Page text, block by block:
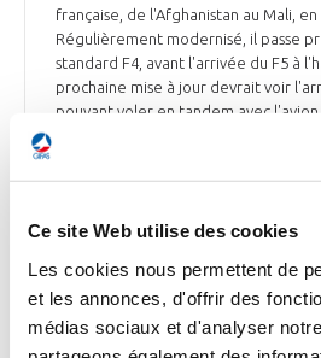
Ce site Web utilise des cookies
Les cookies nous permettent de
et les annonces, d'offrir des
médias sociaux et d'analyser
française, de l'Afghanistan au Mali, en
Régulièrement modernisé, il passe
standard F4, avant l'arrivée du F5 à
prochaine mise à jour devrait voir
pouvant voler en tandem avec l'avion.
DÉFENSE
Zoom sur le Mirage 2000D
La 3ème escadre de chasse est